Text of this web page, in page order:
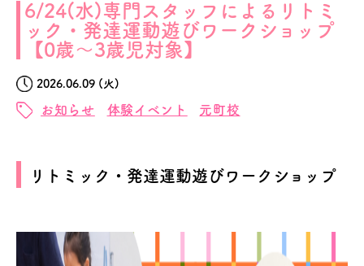
6/24(水)専門スタッフによるリトミ
ック・発達運動遊びワークショップ
【0歳～3歳児対象】
2026.06.09 (火)
お知らせ 体験イベント 元町校
リトミック・発達運動遊びワークショップ